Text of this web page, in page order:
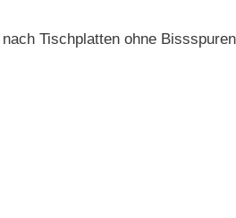
Tischplatten ohne